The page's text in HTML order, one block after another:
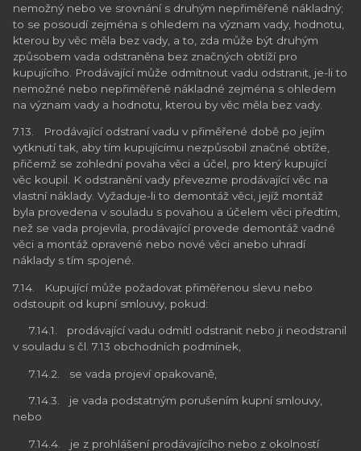
nemožný nebo ve srovnání s druhým nepřiměřeně nákladný;
to se posoudí zejména s ohledem na význam vady, hodnotu,
kterou by věc měla bez vady, a to, zda může být druhým
způsobem vada odstraněna bez značných obtíží pro
kupujícího. Prodávající může odmítnout vadu odstranit, je-li to
nemožné nebo nepřiměřeně nákladné zejména s ohledem
na význam vady a hodnotu, kterou by věc měla bez vady.
7.13. Prodávající odstraní vadu v přiměřené době po jejím
vytknutí tak, aby tím kupujícímu nezpůsobil značné obtíže,
přičemž se zohlední povaha věci a účel, pro který kupující
věc koupil. K odstranění vady převezme prodávající věc na
vlastní náklady. Vyžaduje-li to demontáž věci, jejíž montáž
byla provedena v souladu s povahou a účelem věci předtím,
než se vada projevila, prodávající provede demontáž vadné
věci a montáž opravené nebo nové věci anebo uhradí
náklady s tím spojené.
7.14. Kupující může požadovat přiměřenou slevu nebo
odstoupit od kupní smlouvy, pokud:
7.14.1. prodávající vadu odmítl odstranit nebo ji neodstranil
v souladu s čl. 7.13 obchodních podmínek,
7.14.2. se vada projeví opakovaně,
7.14.3. je vada podstatným porušením kupní smlouvy,
nebo
7.14.4. je z prohlášení prodávajícího nebo z okolností